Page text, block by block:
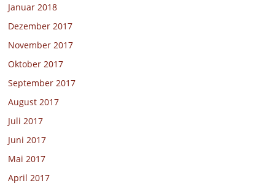
Januar 2018
Dezember 2017
November 2017
Oktober 2017
September 2017
August 2017
Juli 2017
Juni 2017
Mai 2017
April 2017